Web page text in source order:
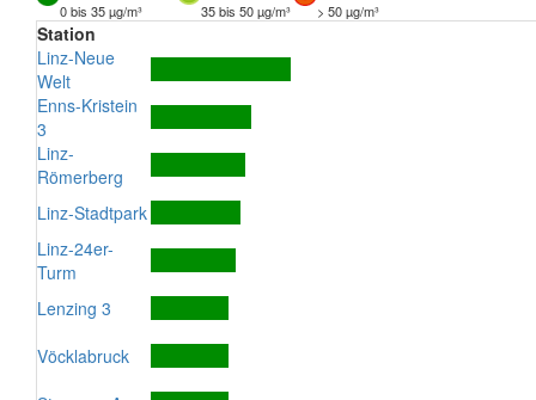
0 bis 35 µg/m³
35 bis 50 µg/m³ > 50 µg/m³
Station
Linz-Neue
Welt
Enns-Kristein
3
Linz-
Römerberg
Linz-Stadtpark
Linz-24er-
Turm
Lenzing 3
Vöcklabruck